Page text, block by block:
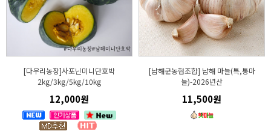
가공품
[다우리농장]사포닌미니단호박
2kg/3kg/5kg/10kg
12,000원
[남해군농협조합] 남해 마늘(특,통마
늘)-2026년산
11,500원